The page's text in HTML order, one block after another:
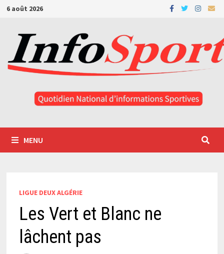
Passer
contenu
6 août 2026
MENU
LIGUE DEUX ALGÉRIE
Les Vert et Blanc ne
lâchent pas